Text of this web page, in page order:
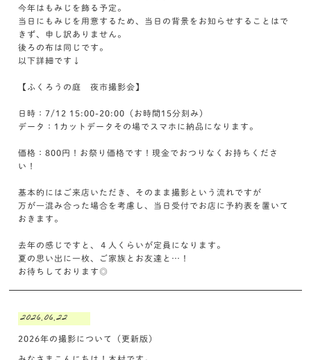
今年はもみじを飾る予定。
当日にもみじを用意するため、当日の背景をお知らせすることはで
きず、申し訳ありません。
後ろの布は同じです。
以下詳細です↓
【ふくろうの庭 夜市撮影会】
日時：7/12 15:00-20:00（お時間15分刻み）
データ：1カットデータその場でスマホに納品になります。
価格：800円！お祭り価格です！現金でおつりなくお持ちくださ
い！
基本的にはご来店いただき、そのまま撮影という流れですが
万が一混み合った場合を考慮し、当日受付でお店に予約表を置いて
おきます。
去年の感じですと、４人くらいが定員になります。
夏の思い出に一枚、ご家族とお友達と…！
お待ちしております◎
2026.06.22
2026年の撮影について（更新版）